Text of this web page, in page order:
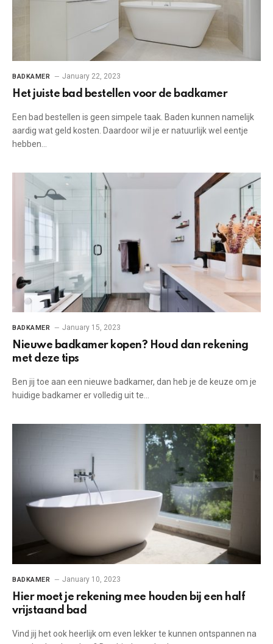
BADKAMER January 22, 2023
Het juiste bad bestellen voor de badkamer
Een bad bestellen is geen simpele taak. Baden kunnen namelijk
aardig wat geld kosten. Daardoor wil je er natuurlijk wel eentje
hebben…
BADKAMER January 15, 2023
Nieuwe badkamer kopen? Houd dan rekening
met deze tips
Ben jij toe aan een nieuwe badkamer, dan heb je de keuze om je
huidige badkamer er volledig uit te…
BADKAMER January 10, 2023
Hier moet je rekening mee houden bij een half
vrijstaand bad
Vind jij het ook heerlijk om even lekker te kunnen ontspannen na